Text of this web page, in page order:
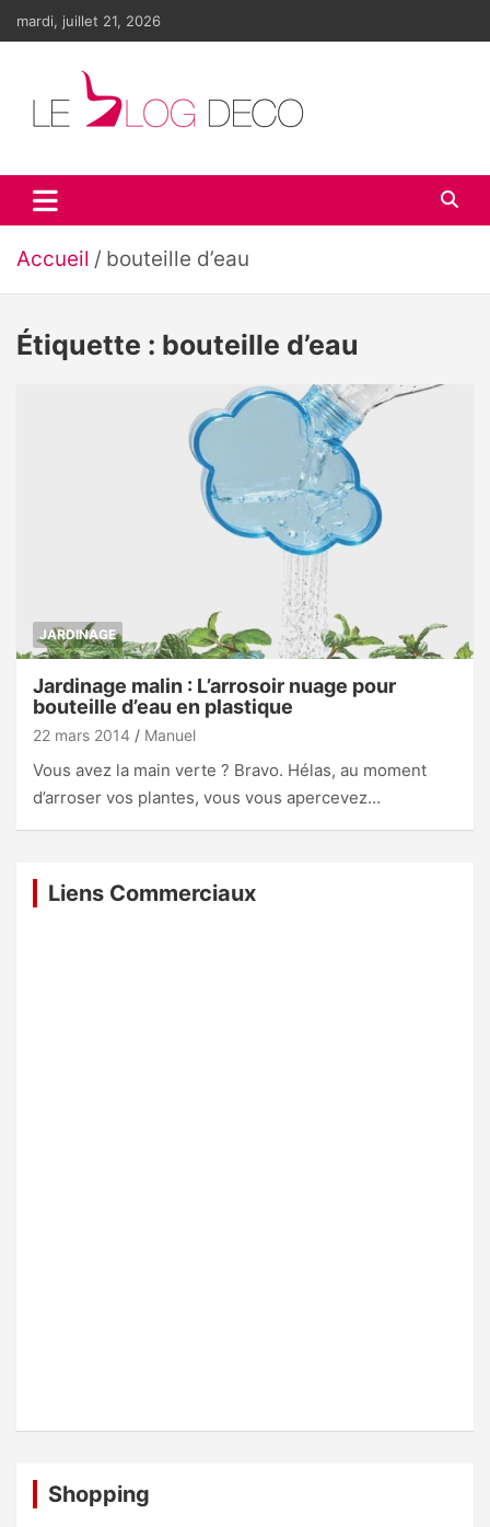
Aller
mardi, juillet 21, 2026
Le blog déco
LE blog de la décoration d'intérieur et du design
Accueil bouteille d’eau
Étiquette : bouteille d’eau
JARDINAGE
Jardinage malin : L’arrosoir nuage pour
bouteille d’eau en plastique
22 mars 2014 Manuel
Vous avez la main verte ? Bravo. Hélas, au moment
d’arroser vos plantes, vous vous apercevez…
Liens Commerciaux
Shopping